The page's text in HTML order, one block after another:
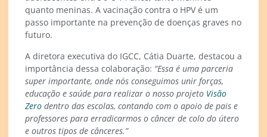
quanto meninas. A vacinação contra o HPV é um
passo importante na prevenção de doenças graves no
futuro.
A diretora executiva do IGCC, Cátia Duarte, destacou a
importância dessa colaboração: “Essa é uma parceria
super importante, onde nós conseguimos unir forças,
educação e saúde para realizar o nosso projeto Visão
Zero dentro das escolas, contando com o apoio de pais e
professores para erradicarmos o câncer de colo do útero
e outros tipos de cânceres.”